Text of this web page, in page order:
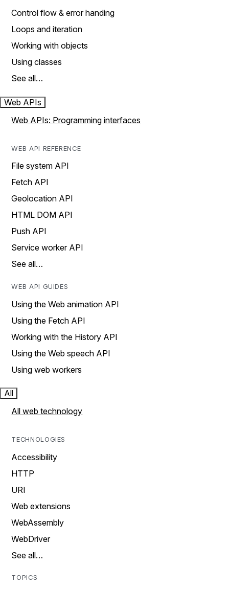
Control flow & error handing
Loops and iteration
Working with objects
Using classes
See all…
Web APIs
Web APIs: Programming interfaces
WEB API REFERENCE
File system API
Fetch API
Geolocation API
HTML DOM API
Push API
Service worker API
See all…
WEB API GUIDES
Using the Web animation API
Using the Fetch API
Working with the History API
Using the Web speech API
Using web workers
All
All web technology
TECHNOLOGIES
Accessibility
HTTP
URI
Web extensions
WebAssembly
WebDriver
See all…
TOPICS